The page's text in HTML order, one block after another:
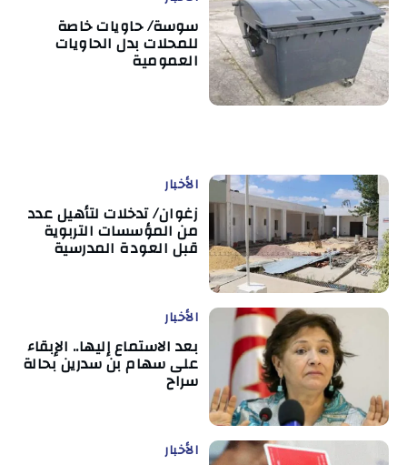
سوسة/ حاويات خاصة
للمحلات بدل الحاويات
العمومية
الأخبار
زغوان/ تدخلات لتأهيل عدد
من المؤسسات التربوية
قبل العودة المدرسية
الأخبار
بعد الاستماع إليها.. الإبقاء
على سهام بن سدرين بحالة
سراح
الأخبار